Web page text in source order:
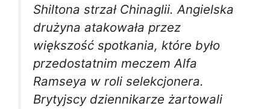
Shiltona strzał Chinaglii. Angielska
drużyna atakowała przez
większość spotkania, które było
przedostatnim meczem Alfa
Ramseya w roli selekcjonera.
Brytyjscy dziennikarze żartowali